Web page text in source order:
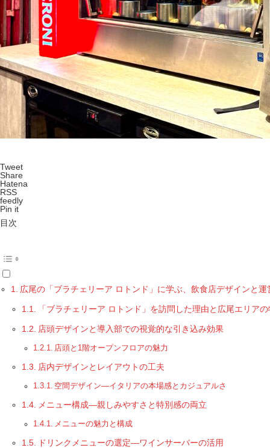
Tweet
Share
Hatena
RSS
feedly
Pin it
目次
広尾の「ブラチェリーア ロトンド」に学ぶ、飲食店デザインと
「ブラチェリーア ロトンド」を訪問した理由と広尾エリア
店頭デザインと導入部での視覚的な引き込み効果
店頭と1階オープンフロアの魅力
店内デザインとレイアウトの工夫
空間デザイン—イタリアの本場感とカジュアルさ
メニュー構成—親しみやすさと特別感の両立
メニューの魅力と構成
ドリンクメニューの選定—ワインサーバーの活用